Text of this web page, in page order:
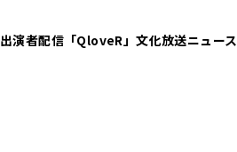
出演者配信「QloveR」文化放送ニュース